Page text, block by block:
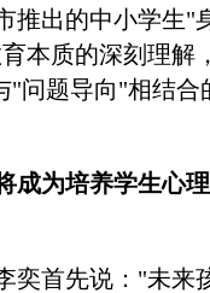
推出的中小学生"
本质的深刻理解
"问题导向"相结合
成为培养学生心
奕首先说："未来